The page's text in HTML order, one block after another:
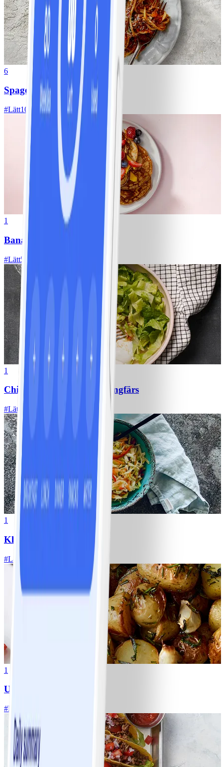
6
Spagetti med köttfärssås
#Lätt10 MIN
1
Bananpannkakor
#Lätt5 MIN
1
Chili con carne med kycklingfärs
#Lätt
1
Klassisk vitkålssallad
#Lätt
1
Ugnsrostad potatis
#Lätt